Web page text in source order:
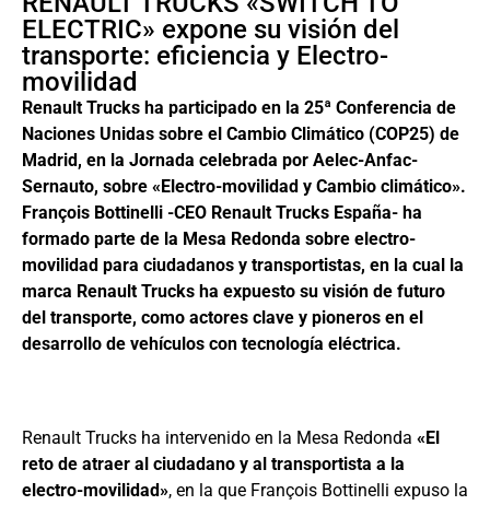
ELECTRIC» expone su visión del
transporte: eficiencia y Electro-
movilidad
Renault Trucks ha participado en la 25ª Conferencia de
Naciones Unidas sobre el Cambio Climático (COP25) de
Madrid, en la Jornada celebrada por Aelec-Anfac-
Sernauto, sobre «Electro-movilidad y Cambio climático».
François Bottinelli -CEO Renault Trucks España- ha
formado parte de la Mesa Redonda sobre electro-
movilidad para ciudadanos y transportistas, en la cual la
marca Renault Trucks ha expuesto su visión de futuro
del transporte, como actores clave y pioneros en el
desarrollo de vehículos con tecnología eléctrica.
Renault Trucks ha intervenido en la Mesa Redonda «El
reto de atraer al ciudadano y al transportista a la
electro-movilidad», en la que François Bottinelli expuso la